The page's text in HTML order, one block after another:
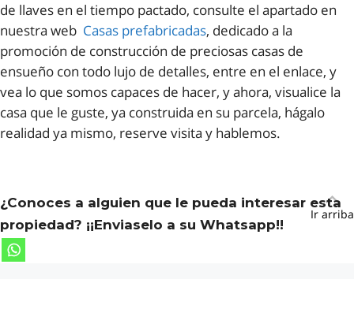
de llaves en el tiempo pactado, consulte el apartado en
nuestra web Casas prefabricadas, dedicado a la
promoción de construcción de preciosas casas de
ensueño con todo lujo de detalles, entre en el enlace, y
vea lo que somos capaces de hacer, y ahora, visualice la
casa que le guste, ya construida en su parcela, hágalo
realidad ya mismo, reserve visita y hablemos.
Ir arriba
¿Conoces a alguien que le pueda interesar esta
propiedad? ¡¡Enviaselo a su Whatsapp!!